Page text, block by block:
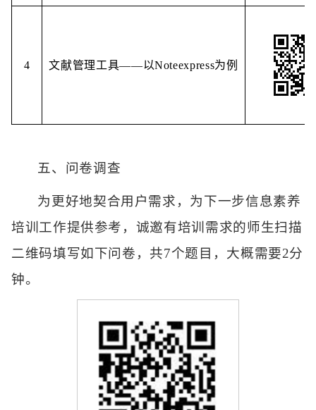
4 文献管理工具——以Noteexpress为例
五、问卷调查
为更好地契合用户需求，为下一步信息素养
培训工作提供参考，诚邀有培训需求的师生扫描
二维码填写如下问卷，共7个题目，大概需要2分
钟。